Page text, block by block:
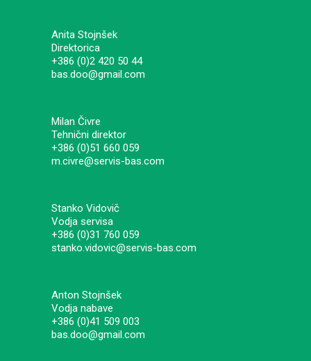
Anita Stojnšek
Direktorica
+386 (0)2 420 50 44
bas.doo@gmail.com
Milan Čivre
Tehnični direktor
+386 (0)51 660 059
m.civre@servis-bas.com
Stanko Vidovič
Vodja servisa
+386 (0)31 760 059
stanko.vidovic@servis-bas.com
Anton Stojnšek
Vodja nabave
+386 (0)41 509 003
bas.doo@gmail.com